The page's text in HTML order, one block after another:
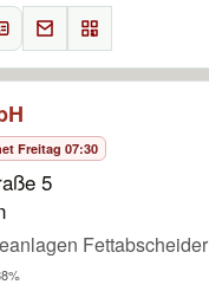
Freitag 07:30
5
Fettabscheider